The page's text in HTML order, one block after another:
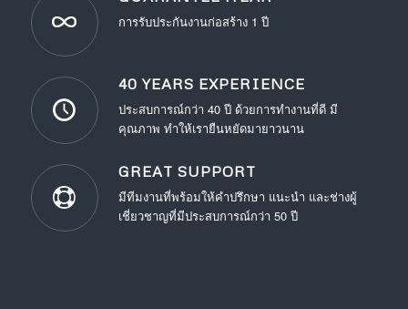
การรับประกันงานก่อสร้าง 1 ปี
40 YEARS EXPERIENCE
ประสบการณ์กว่า 40 ปี ด้วยการทำงานที่ดี มี
คุณภาพ ทำให้เรายืนหยัดมายาวนาน
GREAT SUPPORT
มีทีมงานที่พร้อมให้คำปรึกษา แนะนำ และช่างผู้
เชี่ยวชาญที่มีประสบการณ์กว่า 50 ปี